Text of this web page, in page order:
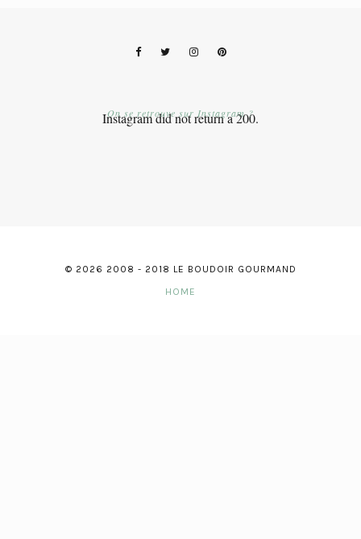
Instagram did not return a 200.
On se retrouve sur Instagram ?
© 2026 2008 - 2018 LE BOUDOIR GOURMAND
HOME